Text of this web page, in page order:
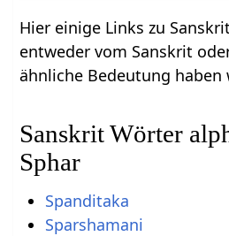
Hier einige Links zu
entweder vom Sanskrit
ähnliche Bedeutung haben
Sanskrit Wörter
Sphar
Spanditaka
Sparshamani